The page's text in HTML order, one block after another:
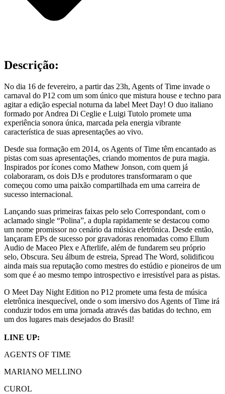
Descrição:
No dia 16 de fevereiro, a partir das 23h, Agents of Time invade o
carnaval do P12 com um som único que mistura house e techno para
agitar a edição especial noturna da label Meet Day! O duo italiano
formado por Andrea Di Ceglie e Luigi Tutolo promete uma
experiência sonora única, marcada pela energia vibrante
característica de suas apresentações ao vivo.
Desde sua formação em 2014, os Agents of Time têm encantado as
pistas com suas apresentações, criando momentos de pura magia.
Inspirados por ícones como Mathew Jonson, com quem já
colaboraram, os dois DJs e produtores transformaram o que
começou como uma paixão compartilhada em uma carreira de
sucesso internacional.
Lançando suas primeiras faixas pelo selo Correspondant, com o
aclamado single “Polina”, a dupla rapidamente se destacou como
um nome promissor no cenário da música eletrônica. Desde então,
lançaram EPs de sucesso por gravadoras renomadas como Ellum
Audio de Maceo Plex e Afterlife, além de fundarem seu próprio
selo, Obscura. Seu álbum de estreia, Spread The Word, solidificou
ainda mais sua reputação como mestres do estúdio e pioneiros de um
som que é ao mesmo tempo introspectivo e irresistível para as pistas.
O Meet Day Night Edition no P12 promete uma festa de música
eletrônica inesquecível, onde o som imersivo dos Agents of Time irá
conduzir todos em uma jornada através das batidas do techno, em
um dos lugares mais desejados do Brasil!
LINE UP:
AGENTS OF TIME
MARIANO MELLINO
CUROL